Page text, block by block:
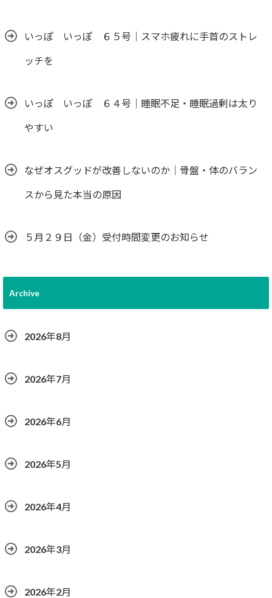
いっぽ いっぽ ６５号｜スマホ疲れに手首のストレ
ッチを
いっぽ いっぽ ６４号｜睡眠不足・睡眠過剰は太り
やすい
なぜオスグッドが改善しないのか｜骨盤・体のバラン
スから見た本当の原因
５月２９日（金）受付時間変更のお知らせ
Archive
2026年8月
2026年7月
2026年6月
2026年5月
2026年4月
2026年3月
2026年2月